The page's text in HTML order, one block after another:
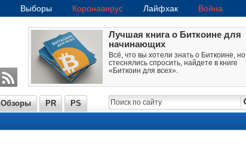
Выборы Коронавирус Лайфхак Война
Лучшая книга о Биткоине для
начинающих
Всё, что вы хотели знать о Биткоине, но
стеснялись спросить, найдете в книге
«Биткоин для всех».
Обзоры PR
PS